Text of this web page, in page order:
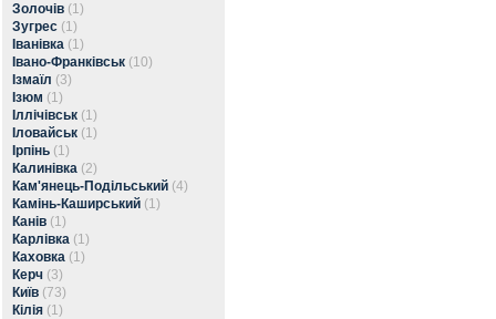
Золочів (1)
Зугрес (1)
Іванівка (1)
Івано-Франківськ (10)
Ізмаїл (3)
Ізюм (1)
Іллічівськ (1)
Іловайськ (1)
Ірпінь (1)
Калинівка (2)
Кам'янець-Подільський (4)
Камінь-Каширський (1)
Канів (1)
Карлівка (1)
Каховка (1)
Керч (3)
Київ (73)
Кілія (1)